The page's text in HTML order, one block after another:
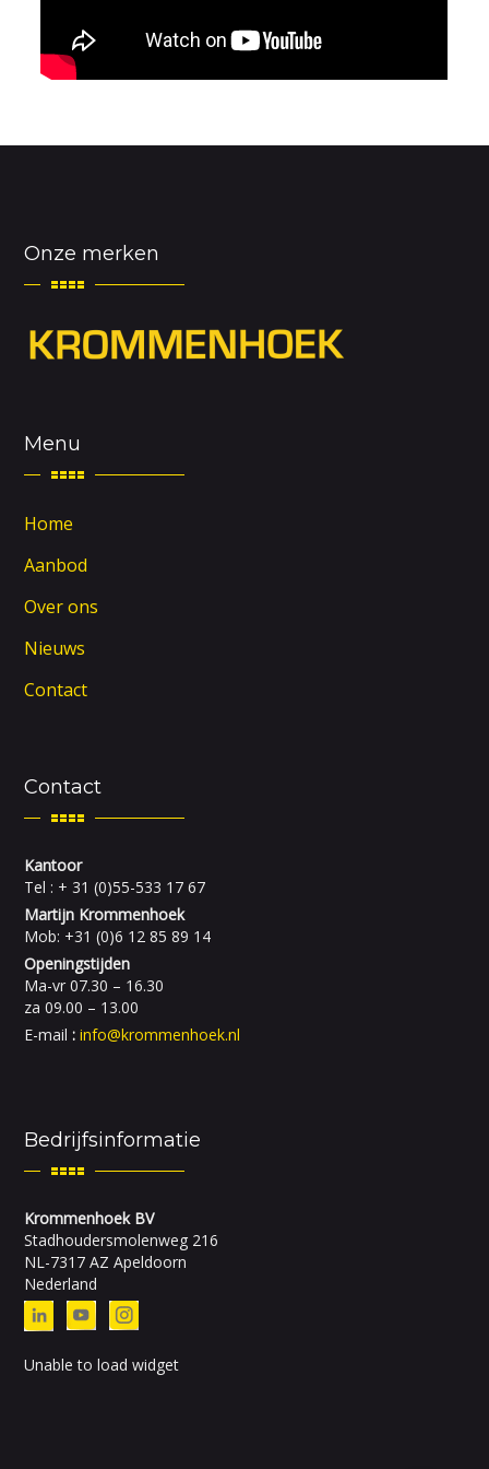
Onze merken
Menu
Home
Aanbod
Over ons
Nieuws
Contact
Contact
Kantoor
Tel : + 31 (0)55-533 17 67
Martijn Krommenhoek
Mob: +31 (0)6 12 85 89 14
Openingstijden
Ma-vr 07.30 – 16.30
za 09.00 – 13.00
E-mail :info@krommenhoek.nl
Bedrijfsinformatie
Krommenhoek BV
Stadhoudersmolenweg 216
NL-7317 AZ Apeldoorn
Nederland
Unable to load widget